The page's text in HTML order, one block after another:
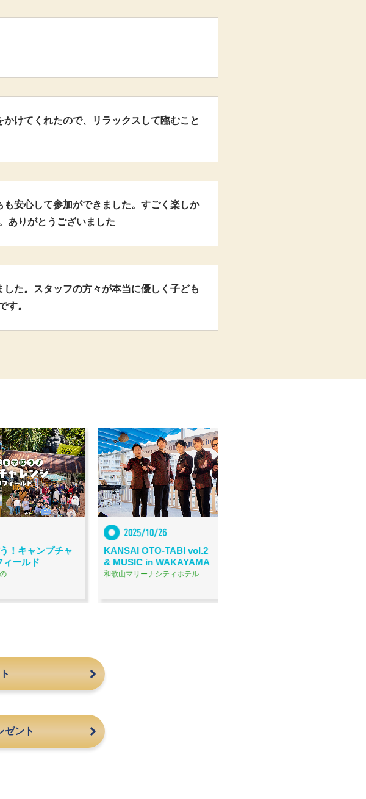
けてくれたので、リラックスして臨むこと
安心して参加ができました。すごく楽しか
ありがとうございました
た。スタッフの方々が本当に優しく子ども
す。
チャ
2025/10/26
KANSAI OTO-TABI vol.2 RESORT
& MUSIC in WAKAYAMA
和歌山マリーナシティホテル
ゼント